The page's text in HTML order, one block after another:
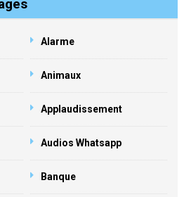
Alarme
Animaux
Applaudissement
Audios Whatsapp
Banque